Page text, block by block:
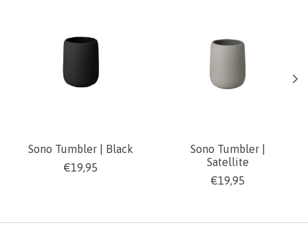
Sono Tumbler | Black
€19,95
Sono Tumbler |
Satellite
€19,95